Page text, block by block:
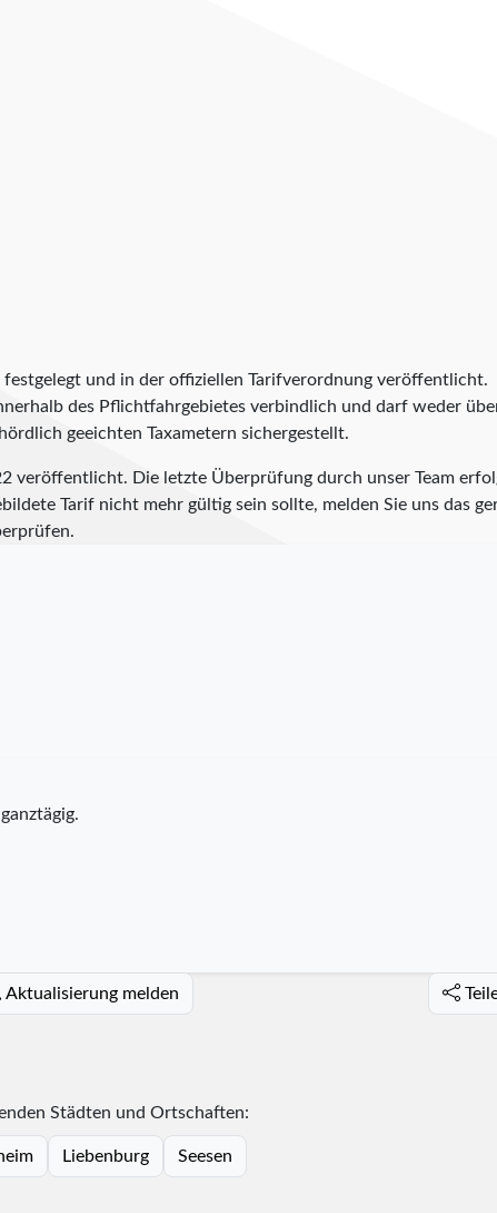
und in der offiziellen Tarifverordnung veröffentlicht.
des Pflichtfahrgebietes verbindlich und darf weder
geeichten Taxametern sichergestellt.
veröffentlicht. Die letzte Überprüfung durch unser Team
Tarif nicht mehr gültig sein sollte, melden Sie uns das
Aktualisierung melden
Städten und Ortschaften:
Liebenburg Seesen